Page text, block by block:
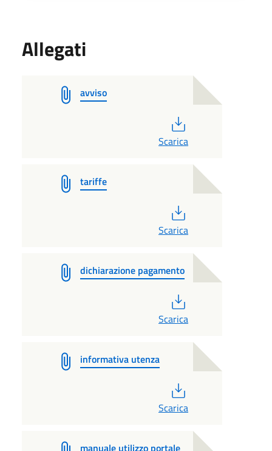
Allegati
avviso
Scarica
tariffe
Scarica
dichiarazione pagamento
Scarica
informativa utenza
Scarica
manuale utilizzo portale